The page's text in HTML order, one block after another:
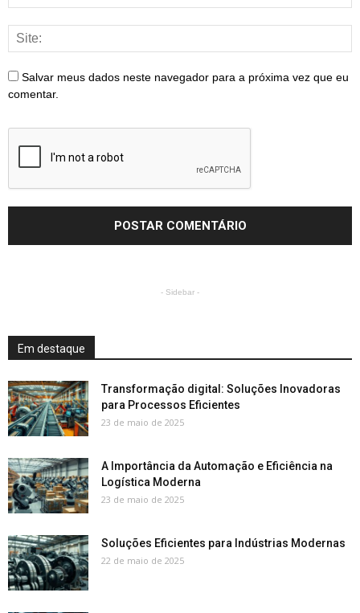
Salvar meus dados neste navegador para a próxima vez que eu
comentar.
- Sidebar -
Em destaque
Transformação digital: Soluções Inovadoras
para Processos Eficientes
23 de maio de 2025
A Importância da Automação e Eficiência na
Logística Moderna
23 de maio de 2025
Soluções Eficientes para Indústrias Modernas
22 de maio de 2025